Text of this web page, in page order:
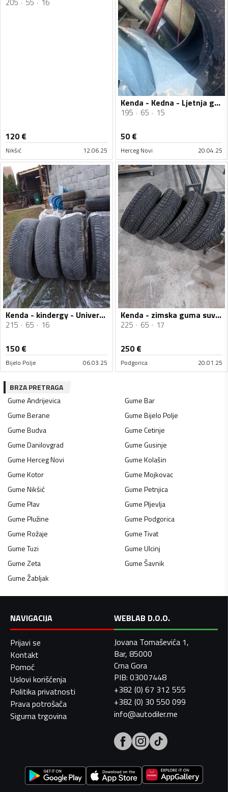
120€
Nikšić 12.06.25
Kenda - Kedna - Ljetnja guma
195 65 15
50€
Herceg Novi 20.04.25
Kenda - kindergy - Univerzalna guma
215 65 16
150€
Bijelo Polje 06.03.25
Kenda - zimska guma suv - Zimska guma
225 65 17
250€
Podgorica 20.01.25
BRZA PRETRAGA
GumeAndrijevica GumeBar
GumeBerane GumeBijelo Polje
GumeBudva GumeCetinje
GumeDanilovgrad GumeGusinje
GumeHerceg Novi GumeKolašin
GumeKotor GumeMojkovac
GumeNikšić GumePetnjica
GumePlav GumePljevlja
GumePlužine GumePodgorica
GumeRožaje GumeTivat
GumeTuzi GumeUlcinj
GumeZeta GumeŠavnik
GumeŽabljak
NAVIGACIJA
Prijavi se
Kontakt
Pomoć
Uslovi korišćenja
Politika privatnosti
Prava potrošača
Sigurna trgovina
WEBLAB D.O.O.
Jovana Tomaševića 1,
Bar, 85000
Crna Gora
PIB: 03007448
+382 (0) 67 312 555
+382 (0) 30 550 099
info@autodiler.me